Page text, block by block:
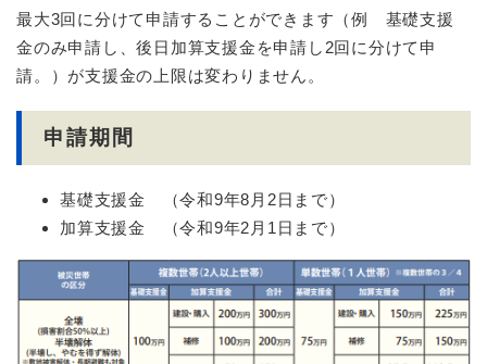
最大3回に分けて申請することができます（例 基礎支援
金のみ申請し、後日加算支援金を申請し2回に分けて申
請。）が支援金の上限は変わりません。
申請期間
基礎支援金 （令和9年8月2日まで）
加算支援金 （令和9年2月1日まで）